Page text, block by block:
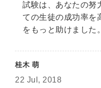
試験は、あなたの努
ての生徒の成功率を
をもっと助けました。
桂木 萌
22 Jul, 2018